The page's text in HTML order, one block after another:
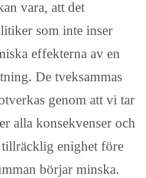
vara, att det
som inte inser
effekterna av en
De tveksammas
genom att vi tar
alla konsekvenser och
enighet före
börjar minska.